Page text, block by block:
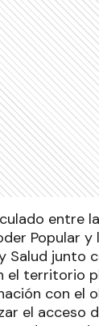
entre
Popular
Salud junto
el territorio
con el
el acceso